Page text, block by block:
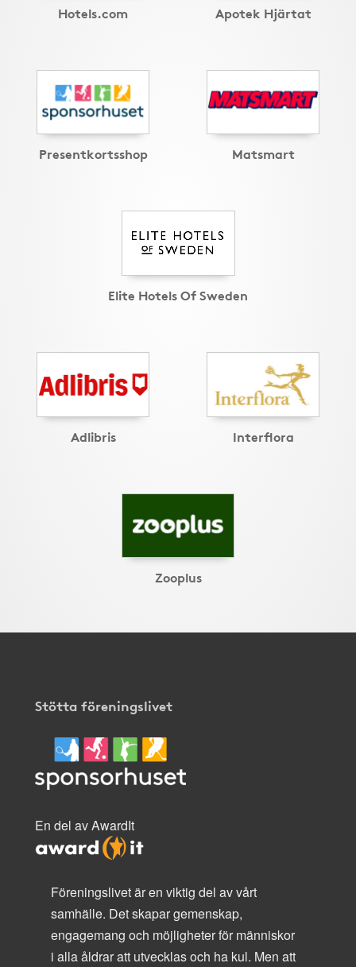
Hotels.com Apotek Hjärtat
Presentkortsshop Matsmart
Elite Hotels Of Sweden
Adlibris Interflora
Zooplus
Stötta föreningslivet
En del av AwardIt
Föreningslivet är en viktig del av vårt
samhälle. Det skapar gemenskap,
engagemang och möjligheter för människor
i alla åldrar att utvecklas och ha kul. Men att